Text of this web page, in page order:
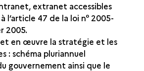
extranet accessibles
l’article 47 de la loi n° 2005-
2005.
en œuvre la stratégie et les
: schéma pluriannuel
gouvernement ainsi que le